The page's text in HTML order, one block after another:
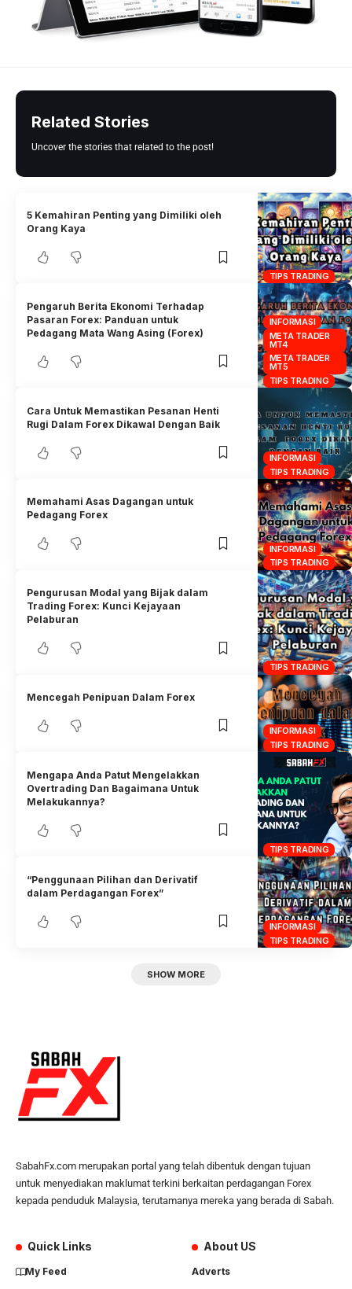
Related Stories
Uncover the stories that related to the post!
TIPS TRADING
5 Kemahiran Penting yang Dimiliki oleh
Orang Kaya
INFORMASI
META TRADER
MT4
META TRADER
MT5
TIPS TRADING
Pengaruh Berita Ekonomi Terhadap
Pasaran Forex: Panduan untuk
Pedagang Mata Wang Asing (Forex)
INFORMASI
TIPS TRADING
Cara Untuk Memastikan Pesanan Henti
Rugi Dalam Forex Dikawal Dengan Baik
INFORMASI
TIPS TRADING
Memahami Asas Dagangan untuk
Pedagang Forex
TIPS TRADING
Pengurusan Modal yang Bijak dalam
Trading Forex: Kunci Kejayaan
Pelaburan
INFORMASI
TIPS TRADING
Mencegah Penipuan Dalam Forex
TIPS TRADING
Mengapa Anda Patut Mengelakkan
Overtrading Dan Bagaimana Untuk
Melakukannya?
INFORMASI
TIPS TRADING
“Penggunaan Pilihan dan Derivatif
dalam Perdagangan Forex”
SHOW MORE
SabahFx.com merupakan portal yang telah dibentuk dengan tujuan
untuk menyediakan maklumat terkini berkaitan perdagangan Forex
kepada penduduk Malaysia, terutamanya mereka yang berada di Sabah.
Quick Links
My Feed
About US
Adverts